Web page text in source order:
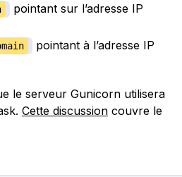
pointant sur l’adresse IP
​​​​​​ pointant à l’adresse IP
le serveur Gunicorn utilisera
Cette discussioncouvre le